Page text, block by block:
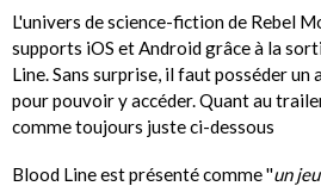
L'univers de science-fiction de Rebel
supports iOS et Android grâce à la
Line. Sans surprise, il faut posséder
pour pouvoir y accéder. Quant au
comme toujours juste ci-dessous
Blood Line est présenté comme ''un